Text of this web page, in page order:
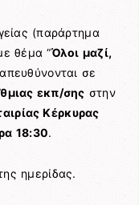
(παράρτημα
θέμα “Όλοι μαζί,
σε
εκπ/σης στην
Κέρκυρας
18:30.
ημερίδας.